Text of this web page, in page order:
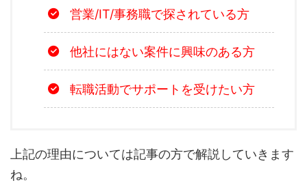
営業/IT/事務職で探されている方
他社にはない案件に興味のある方
転職活動でサポートを受けたい方
上記の理由については記事の方で解説していきます
ね。